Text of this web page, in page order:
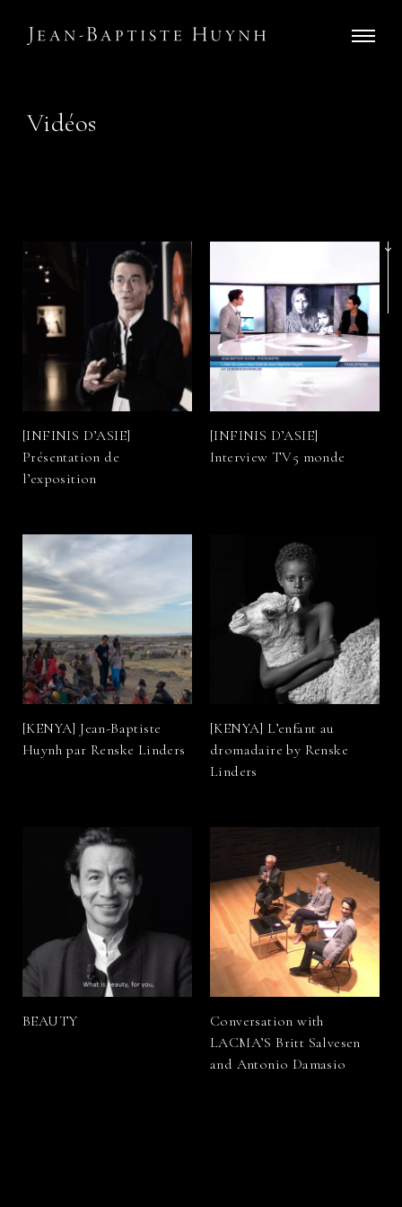
Vidéos
[INFINIS D’ASIE]
Présentation de
l’exposition
[INFINIS D’ASIE]
Interview TV5 monde
[KENYA] Jean-Baptiste
Huynh par Renske Linders
[KENYA] L’enfant au
dromadaire by Renske
Linders
BEAUTY
Conversation with
LACMA’S Britt Salvesen
and Antonio Damasio